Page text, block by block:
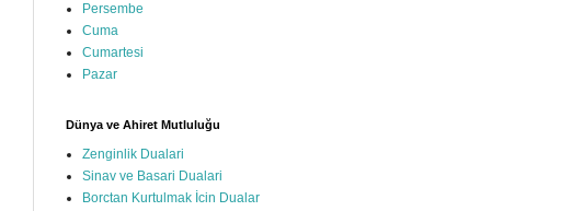
Persembe
Cuma
Cumartesi
Pazar
Dünya ve Ahiret Mutluluğu
Zenginlik Dualari
Sinav ve Basari Dualari
Borctan Kurtulmak İcin Dualar